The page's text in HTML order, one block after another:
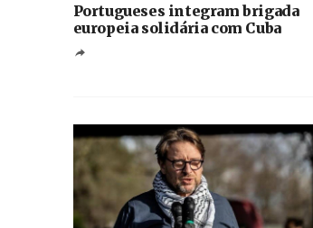
Portugueses integram brigada
europeia solidária com Cuba